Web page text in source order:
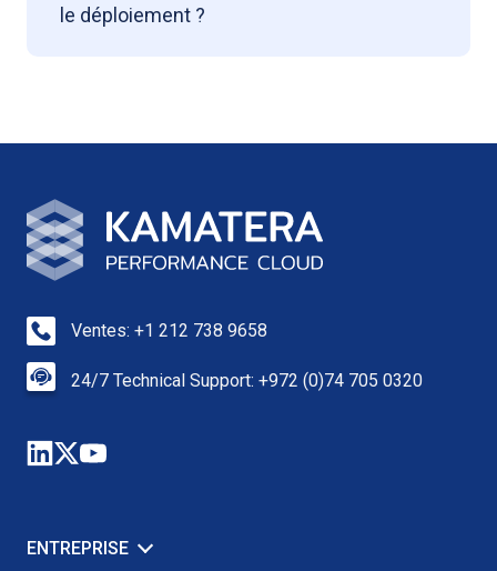
le déploiement ?
Ventes: +1 212 738 9658
24/7 Technical Support: +972 (0)74 705 0320
ENTREPRISE